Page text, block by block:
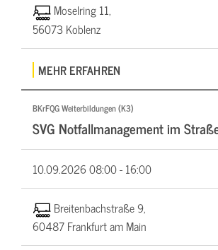
Moselring 11,
56073 Koblenz
MEHR ERFAHREN
BKrFQG Weiterbildungen (K3)
SVG Notfallmanagement im
10.09.202608:00 - 16:00
Breitenbachstraße 9,
60487 Frankfurt am Main